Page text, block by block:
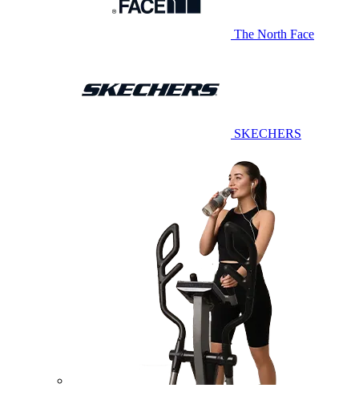
The North Face
SKECHERS